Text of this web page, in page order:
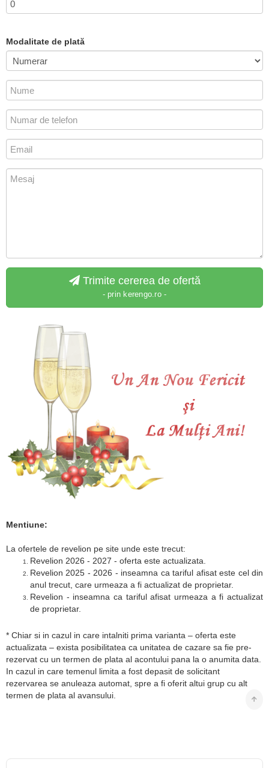
Modalitate de plată
Trimite cererea de ofertă
- prin kerengo.ro -
Mentiune:
La ofertele de revelion pe site unde este trecut:
Revelion 2026 - 2027 - oferta este actualizata.
Revelion 2025 - 2026 - inseamna ca tariful afisat este cel din
anul trecut, care urmeaza a fi actualizat de proprietar.
Revelion - inseamna ca tariful afisat urmeaza a fi actualizat
de proprietar.
* Chiar si in cazul in care intalniti prima varianta – oferta este
actualizata – exista posibilitatea ca unitatea de cazare sa fie pre-
rezervat cu un termen de plata al acontului pana la o anumita data.
In cazul in care temenul limita a fost depasit de solicitant
rezervarea se anuleaza automat, spre a fi oferit altui grup cu alt
termen de plata al avansului.